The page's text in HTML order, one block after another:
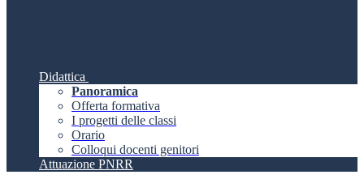
Didattica
Panoramica
Offerta formativa
I progetti delle classi
Orario
Colloqui docenti genitori
Attuazione PNRR